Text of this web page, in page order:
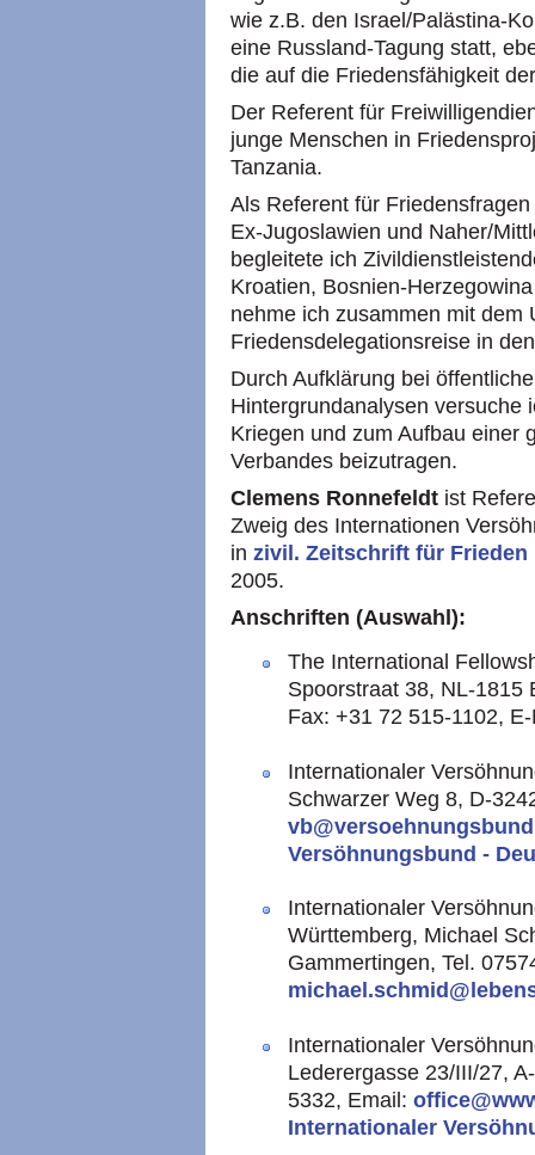
wie z.B. den Israel/Palästina-
eine Russland-Tagung statt,
die auf die Friedensfähigkeit
Der Referent für
junge Menschen in
Tanzania.
Als Referent für
Ex-Jugoslawien und Naher/
begleitete ich
Kroatien, Bosnien-
nehme ich zusammen mit dem
Friedensdelegationsreise in
Durch Aufklärung bei
Hintergrundanalysen versuche
Kriegen und zum Aufbau einer
Verbandes beizutragen.
Clemens Ronnefeldt ist
Zweig des Internationen
in zivil. Zeitschrift für
2005.
Anschriften (Auswahl):
The International
Spoorstraat 38, NL-1815
Fax: +31 72 515-1102,
Internationaler
Schwarzer Weg 8, D-
Versöhnungsbund -
Internationaler
Württemberg, Michael
Gammertingen, Tel.
Internationaler
Lederergasse 23/III/27,
5332, Email:
Internationaler